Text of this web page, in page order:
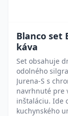
Blanco set
káva
Set obsahuje
odolného
Jurena-S s
navrhnuté pre
inštaláciu. Ide
kuchynského